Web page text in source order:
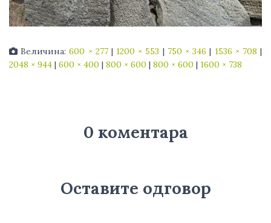
Величина:600 × 277 | 1200 × 553 | 750 × 346 | 1536 × 708 |
2048 × 944 | 600 × 400 | 800 × 600 | 800 × 600 | 1600 × 738
0 коментара
Оставите одговор